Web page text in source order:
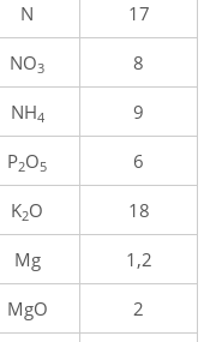
N 17
NO3 8
NH4 9
P2O5 6
K2O 18
Mg 1,2
MgO 2